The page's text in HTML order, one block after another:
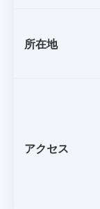
所在地
アクセス